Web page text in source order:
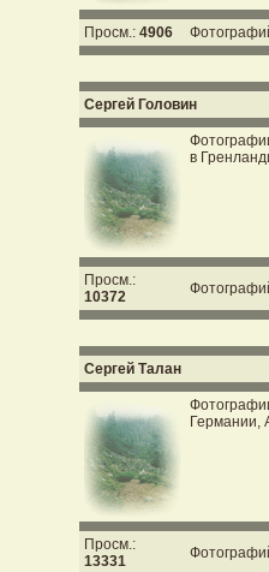
Просм.: 4906
Сергей Головин
в
Просм.:
10372
Сергей Талан
Германии,
Просм.:
13331